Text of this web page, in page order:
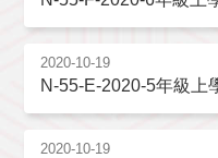
2020-10-19
N-55-E-2020-5年級上
2020-10-19